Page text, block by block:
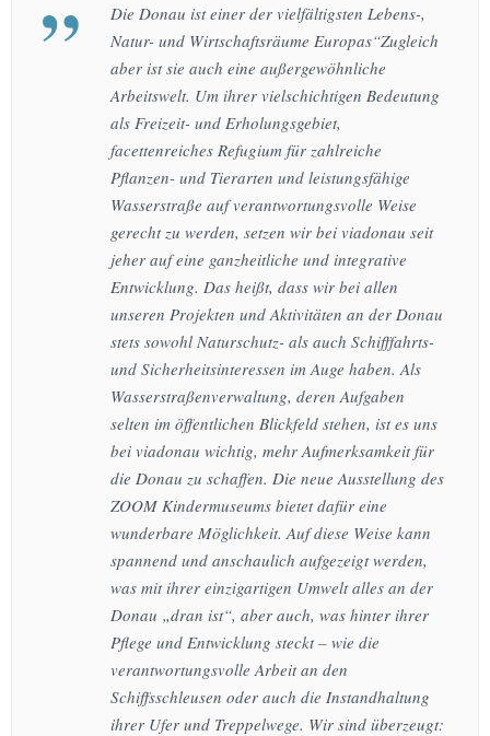
Die Donau ist einer der vielfältigsten Lebens-,
Natur- und Wirtschaftsräume Europas“Zugleich
aber ist sie auch eine außergewöhnliche
Arbeitswelt. Um ihrer vielschichtigen Bedeutung
als Freizeit- und Erholungsgebiet,
facettenreiches Refugium für zahlreiche
Pflanzen- und Tierarten und leistungsfähige
Wasserstraße auf verantwortungsvolle Weise
gerecht zu werden, setzen wir bei viadonau seit
jeher auf eine ganzheitliche und integrative
Entwicklung. Das heißt, dass wir bei allen
unseren Projekten und Aktivitäten an der Donau
stets sowohl Naturschutz- als auch Schifffahrts-
und Sicherheitsinteressen im Auge haben. Als
Wasserstraßenverwaltung, deren Aufgaben
selten im öffentlichen Blickfeld stehen, ist es uns
bei viadonau wichtig, mehr Aufmerksamkeit für
die Donau zu schaffen. Die neue Ausstellung des
ZOOM Kindermuseums bietet dafür eine
wunderbare Möglichkeit. Auf diese Weise kann
spannend und anschaulich aufgezeigt werden,
was mit ihrer einzigartigen Umwelt alles an der
Donau „dran ist“, aber auch, was hinter ihrer
Pflege und Entwicklung steckt – wie die
verantwortungsvolle Arbeit an den
Schiffsschleusen oder auch die Instandhaltung
ihrer Ufer und Treppelwege. Wir sind überzeugt: